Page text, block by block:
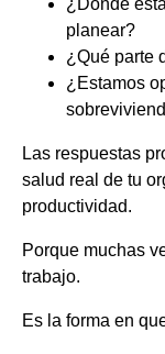
¿Dónde
planear?
¿Qué parte
¿Estamos
Las respuestas
salud real de tu
productividad.
Porque muchas
trabajo.
Es la forma en